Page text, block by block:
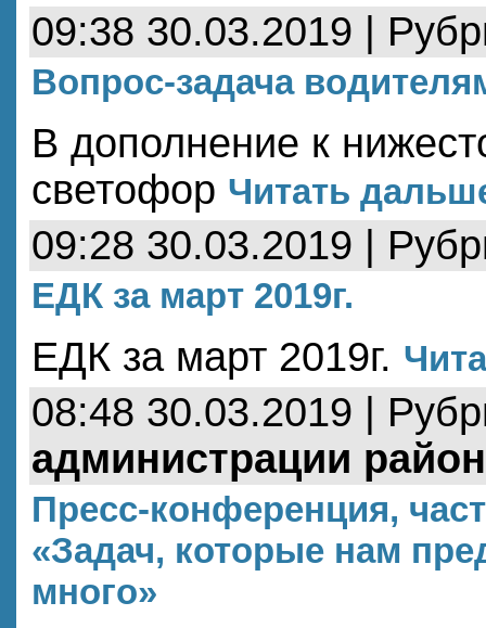
09:38 30.03.2019 |
Вопрос-задача
В дополнение к
светофор Читать
09:28 30.03.2019 |
ЕДК за март 2019г.
ЕДК за март 2019г.
08:48 30.03.2019 |
администрации
Пресс-конференция,
«Задач, которые нам
много»